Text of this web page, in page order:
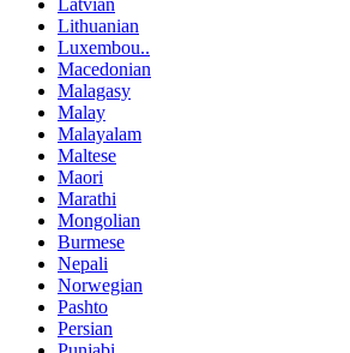
Latvian
Lithuanian
Luxembou..
Macedonian
Malagasy
Malay
Malayalam
Maltese
Maori
Marathi
Mongolian
Burmese
Nepali
Norwegian
Pashto
Persian